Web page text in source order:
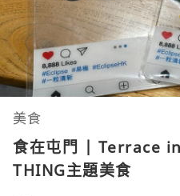
美食
食在屯門 | Terrace
THING主題美食